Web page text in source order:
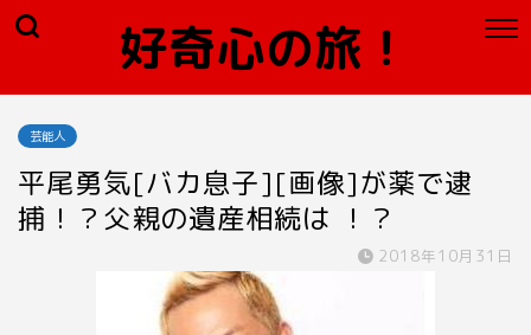
好奇心の旅！
芸能人
平尾勇気[バカ息子][画像]が薬で逮
捕！？父親の遺産相続は ！？
2018年10月31日